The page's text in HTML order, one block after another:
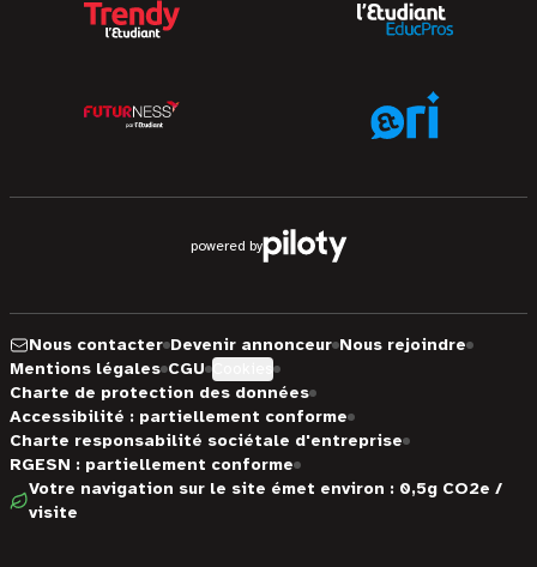
powered by
Nous contacter Devenir annonceur Nous rejoindre
Mentions légales CGU
Charte de protection des données
Accessibilité : partiellement conforme
Charte responsabilité sociétale d'entreprise
RGESN : partiellement conforme
Votre navigation sur le site émet environ : 0,5g CO2e /
visite